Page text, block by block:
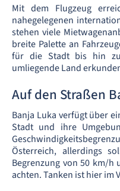
Mit dem Flugzeug
nahegelegenen
stehen viele
breite Palette an
für die Stadt bis hin
umliegende Land
Auf den Straßen
Banja Luka verfügt über
Stadt und ihre
Österreich, allerdings
Begrenzung von 50 km/h
achten. Tanken ist hier im